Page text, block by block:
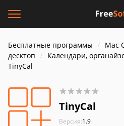
Бесплатные программы Mac
десктоп
Календари,
TinyCal
TinyCal
Версия:1.9